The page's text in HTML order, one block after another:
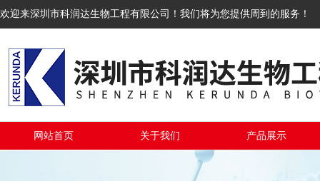
欢迎来深圳市科润达生物工程有限公司！我们将为您提供周到的服务！
网站首页 关于我们 产品展示